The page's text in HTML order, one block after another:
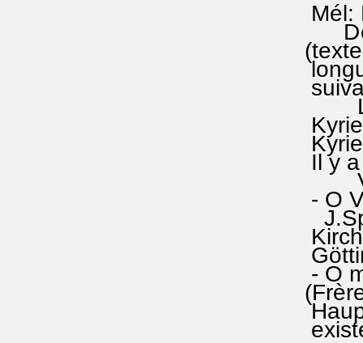
Mél:
De
Le
Kyrie
Kyrie
Il y a
Voici
- O
- O